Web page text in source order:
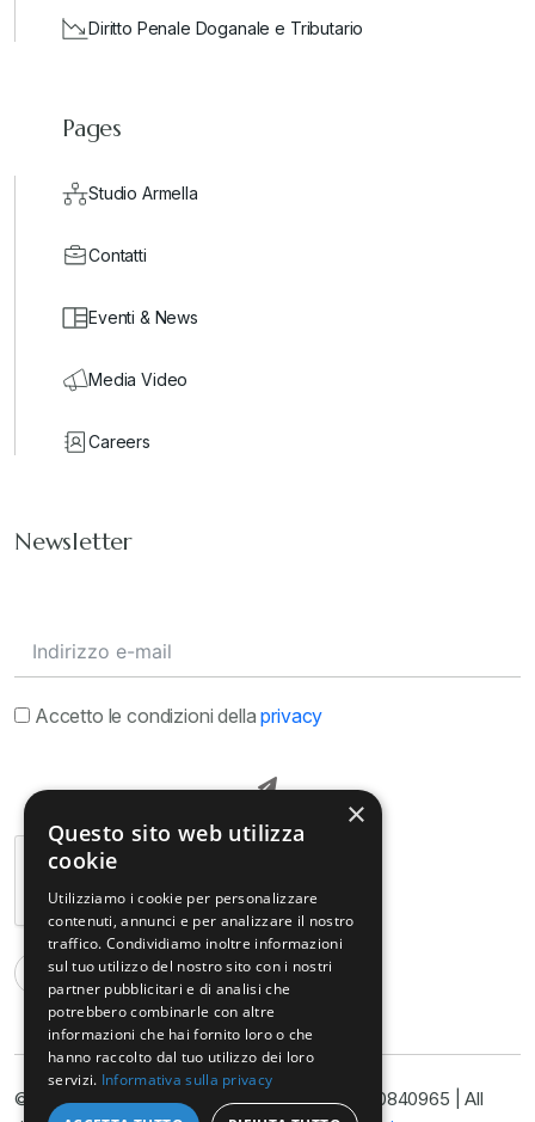
Diritto Penale Doganale e Tributario
Pages
Studio Armella
Contatti
Eventi & News
Media Video
Careers
Newsletter
Accetto le condizioni dellaprivacy
© Copyright@ Studio Legale Armella P.I. 11090840965 | All
×
Questo sito web utilizza
cookie
Utilizziamo i cookie per personalizzare
contenuti, annunci e per analizzare il nostro
traffico. Condividiamo inoltre informazioni
sul tuo utilizzo del nostro sito con i nostri
partner pubblicitari e di analisi che
potrebbero combinarle con altre
informazioni che hai fornito loro o che
hanno raccolto dal tuo utilizzo dei loro
servizi. Informativa sulla privacy